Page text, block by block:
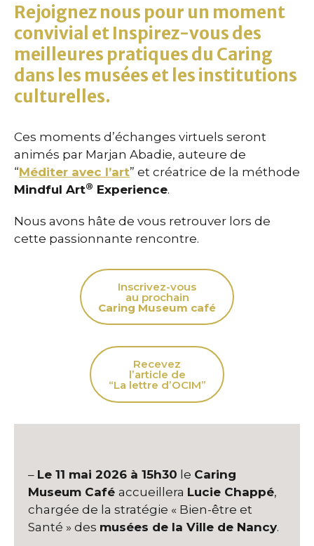
Rejoignez nous pour un moment
convivial et Inspirez-vous des
meilleures pratiques du Caring
dans les musées et les institutions
culturelles.
Ces moments d’échanges virtuels seront
animés par Marjan Abadie, auteure de
“Méditer avec l’art” et créatrice de la méthode
Mindful Art® Experience.
Nous avons hâte de vous retrouver lors de
cette passionnante rencontre.
Inscrivez-vous
au prochain
Caring Museum café
Recevez
l’article de
“La lettre d’OCIM”
– Le 11 mai 2026 à 15h30 le Caring
Museum Café accueillera Lucie Chappé,
chargée de la stratégie « Bien-être et
Santé » des musées de la Ville de Nancy.